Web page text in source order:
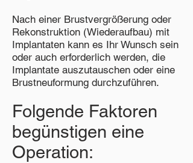
Nach einer Brustvergrößerung oder
Rekonstruktion (Wiederaufbau) mit
Implantaten kann es Ihr Wunsch sein
oder auch erforderlich werden, die
Implantate auszutauschen oder eine
Brustneuformung durchzuführen.
Folgende Faktoren
begünstigen eine
Operation: